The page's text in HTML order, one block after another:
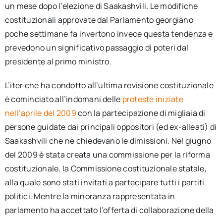
un mese dopo l’elezione di Saakashvili. Le modifiche
costituzionali approvate dal Parlamento georgiano
poche settimane fa invertono invece questa tendenza e
prevedono un significativo passaggio di poteri dal
presidente al primo ministro.
L’iter che ha condotto all’ultima revisione costituzionale
è cominciato all’indomani delle proteste iniziate
nell’aprile del 2009con la partecipazione di migliaia di
persone guidate dai principali oppositori (ed ex-alleati) di
Saakashvili che ne chiedevano le dimissioni. Nel giugno
del 2009 è stata creata una commissione per la riforma
costituzionale, la Commissione costituzionale statale,
alla quale sono stati invitati a partecipare tutti i partiti
politici. Mentre la minoranza rappresentata in
parlamento ha accettato l’offerta di collaborazione della